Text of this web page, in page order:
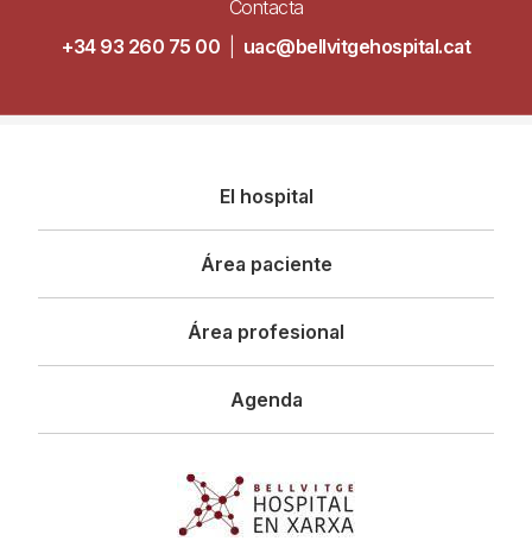
Contacta
+34 93 260 75 00
uac@bellvitgehospital.cat
principal
El hospital
Área paciente
Área profesional
Agenda